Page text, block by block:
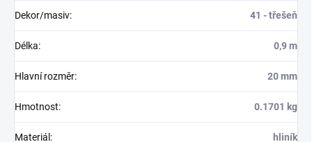
Dekor/masiv: 41 - třešeň
Délka: 0,9 m
Hlavní rozměr: 20 mm
Hmotnost: 0.1701 kg
Materiál : hliník